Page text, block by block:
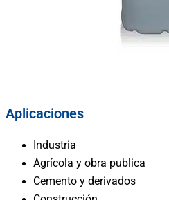
Aplicaciones
Industria
Agrícola y obra publica
Cemento y derivados